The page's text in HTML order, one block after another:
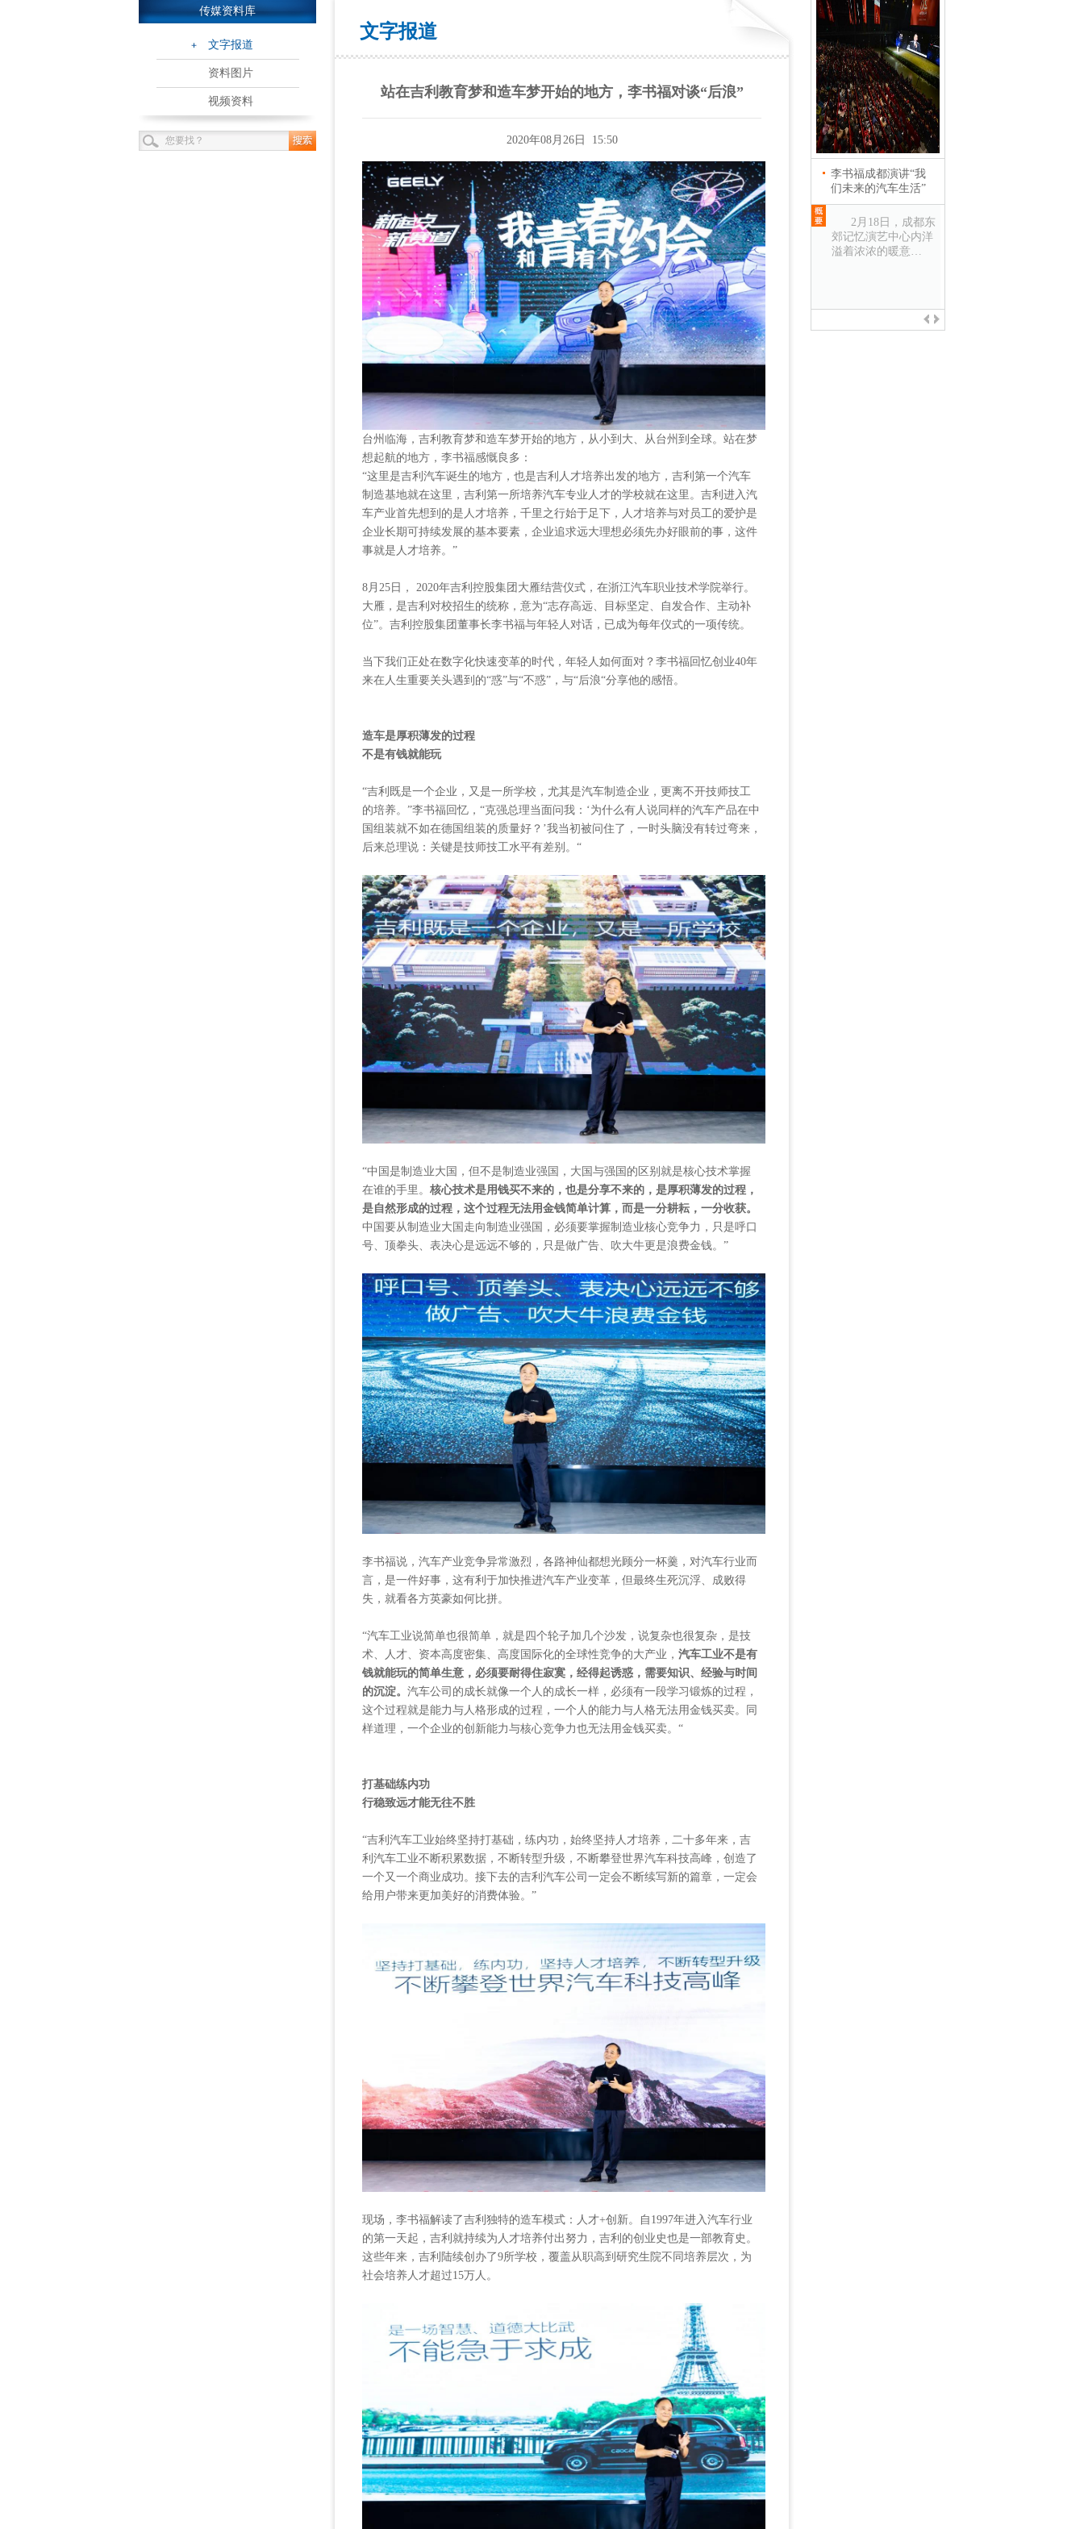
传媒资料库
文字报道
资料图片
视频资料
文字报道
站在吉利教育梦和造车梦开始的地方，李书福对谈“后浪”
2020年08月26日 15:50
台州临海，吉利教育梦和造车梦开始的地方，从小到大、从台州到全球。站在梦
想起航的地方，李书福感慨良多：
“这里是吉利汽车诞生的地方，也是吉利人才培养出发的地方，吉利第一个汽车
制造基地就在这里，吉利第一所培养汽车专业人才的学校就在这里。吉利进入汽
车产业首先想到的是人才培养，千里之行始于足下，人才培养与对员工的爱护是
企业长期可持续发展的基本要素，企业追求远大理想必须先办好眼前的事，这件
事就是人才培养。”
8月25日， 2020年吉利控股集团大雁结营仪式，在浙江汽车职业技术学院举行。
大雁，是吉利对校招生的统称，意为“志存高远、目标坚定、自发合作、主动补
位”。吉利控股集团董事长李书福与年轻人对话，已成为每年仪式的一项传统。
当下我们正处在数字化快速变革的时代，年轻人如何面对？李书福回忆创业40年
来在人生重要关头遇到的“惑”与“不惑”，与“后浪“分享他的感悟。
造车是厚积薄发的过程
不是有钱就能玩
“吉利既是一个企业，又是一所学校，尤其是汽车制造企业，更离不开技师技工
的培养。”李书福回忆，“克强总理当面问我：‘为什么有人说同样的汽车产品在中
国组装就不如在德国组装的质量好？’我当初被问住了，一时头脑没有转过弯来，
后来总理说：关键是技师技工水平有差别。“
“中国是制造业大国，但不是制造业强国，大国与强国的区别就是核心技术掌握
在谁的手里。 核心技术是用钱买不来的，也是分享不来的，是厚积薄发的过程，
是自然形成的过程，这个过程无法用金钱简单计算，而是一分耕耘，一分收获。
中国要从制造业大国走向制造业强国，必须要掌握制造业核心竞争力，只是呼口
号、顶拳头、表决心是远远不够的，只是做广告、吹大牛更是浪费金钱。”
李书福说，汽车产业竞争异常激烈，各路神仙都想光顾分一杯羹，对汽车行业而
言，是一件好事，这有利于加快推进汽车产业变革，但最终生死沉浮、成败得
失，就看各方英豪如何比拼。
“汽车工业说简单也很简单，就是四个轮子加几个沙发，说复杂也很复杂，是技
术、人才、资本高度密集、高度国际化的全球性竞争的大产业， 汽车工业不是有
钱就能玩的简单生意，必须要耐得住寂寞，经得起诱惑，需要知识、经验与时间
的沉淀。 汽车公司的成长就像一个人的成长一样，必须有一段学习锻炼的过程，
这个过程就是能力与人格形成的过程，一个人的能力与人格无法用金钱买卖。同
样道理，一个企业的创新能力与核心竞争力也无法用金钱买卖。“
打基础练内功
行稳致远才能无往不胜
“吉利汽车工业始终坚持打基础，练内功，始终坚持人才培养，二十多年来，吉
利汽车工业不断积累数据，不断转型升级，不断攀登世界汽车科技高峰，创造了
一个又一个商业成功。接下去的吉利汽车公司一定会不断续写新的篇章，一定会
给用户带来更加美好的消费体验。”
现场，李书福解读了吉利独特的造车模式：人才+创新。自1997年进入汽车行业
的第一天起，吉利就持续为人才培养付出努力，吉利的创业史也是一部教育史。
这些年来，吉利陆续创办了9所学校，覆盖从职高到研究生院不同培养层次，为
社会培养人才超过15万人。
李书福成都演讲“我
们未来的汽车生活”
2月18日，成都东
郊记忆演艺中心内洋
溢着浓浓的暖意…